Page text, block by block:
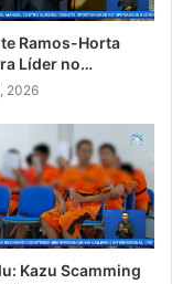
Ramos-Horta
Líder no…
2026
Kazu Scamming